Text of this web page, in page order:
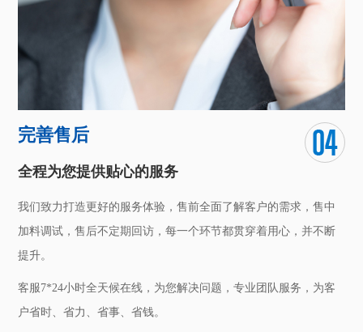
完善售后
全程为您提供贴心的服务
我们致力打造更好的服务体验，售前全面了解客户的需求，售中
加料调试，售后不定期回访，每一个环节都贯穿着用心，并不断
提升。
客服7*24小时全天候在线，为您解决问题，专业团队服务，为客
户省时、省力、省事、省钱。